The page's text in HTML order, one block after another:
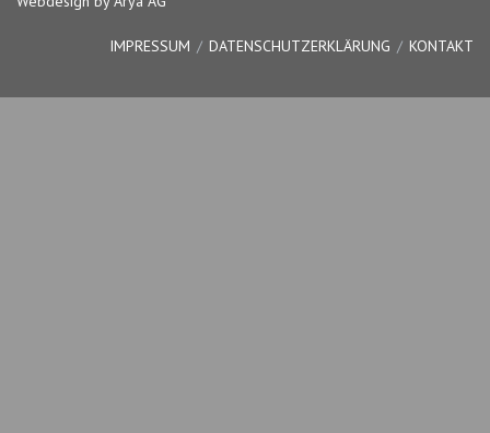
IMPRESSUM DATENSCHUTZERKLÄRUNG KONTAKT